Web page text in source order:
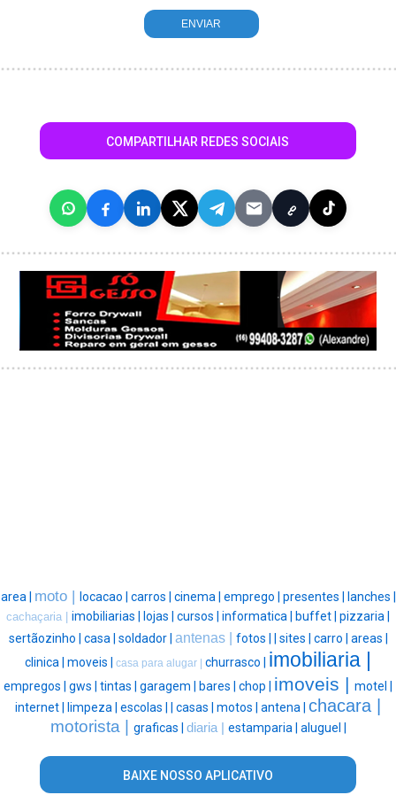
COMPARTILHAR REDES SOCIAIS
area | moto | locacao | carros | cinema | emprego | presentes | lanches |
cachaçaria | imobiliarias | lojas | cursos | informatica | buffet | pizzaria |
sertãozinho | casa | soldador | antenas | fotos | | sites | carro | areas |
clinica | moveis | casa para alugar | churrasco | imobiliaria |
empregos | gws | tintas | garagem | bares | chop | imoveis | motel |
internet | limpeza | escolas | | casas | motos | antena | chacara |
motorista | graficas | diaria | estamparia | aluguel |
BAIXE NOSSO APLICATIVO